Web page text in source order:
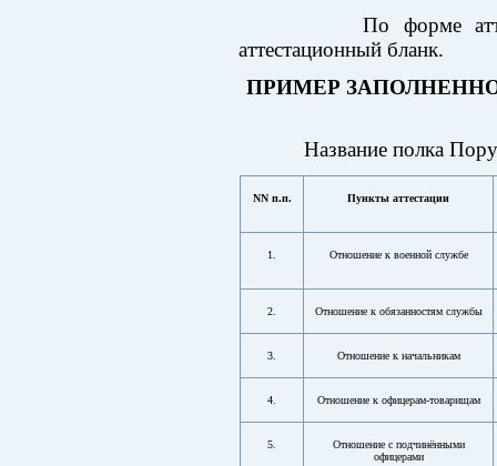
По форме
аттестационный бланк.
ПРИМЕР
Название полка
NN п.п. Пункты аттестации
1. Отношение к военной службе
2. Отношение к обязанностям службы
3. Отношение к начальникам
4. Отношение к офицерам-товарищам
5.
Отношение с подчинёнными
офицерами